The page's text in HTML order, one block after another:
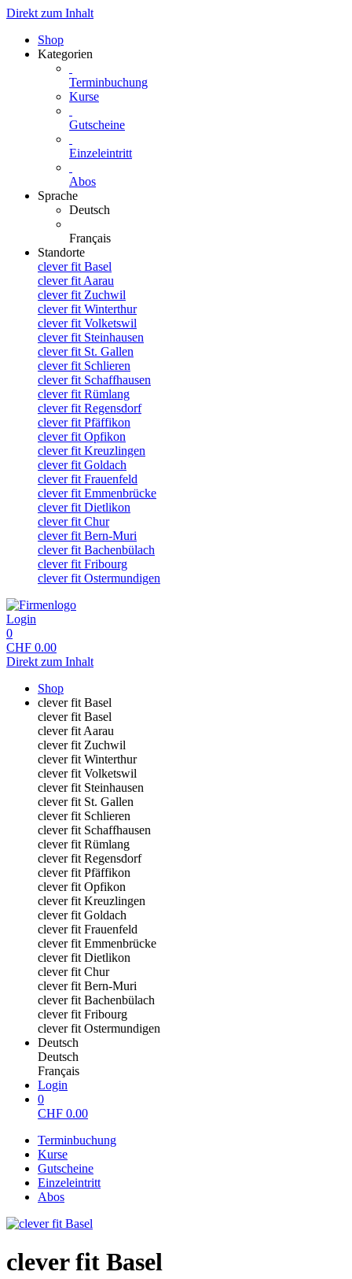
Direkt zum Inhalt
Shop
Kategorien
Terminbuchung
Kurse
Gutscheine
Einzeleintritt
Abos
Sprache
Deutsch
Français
Standorte
clever fit Basel
clever fit Aarau
clever fit Zuchwil
clever fit Winterthur
clever fit Volketswil
clever fit Steinhausen
clever fit St. Gallen
clever fit Schlieren
clever fit Schaffhausen
clever fit Rümlang
clever fit Regensdorf
clever fit Pfäffikon
clever fit Opfikon
clever fit Kreuzlingen
clever fit Goldach
clever fit Frauenfeld
clever fit Emmenbrücke
clever fit Dietlikon
clever fit Chur
clever fit Bern-Muri
clever fit Bachenbülach
clever fit Fribourg
clever fit Ostermundigen
Login
0
CHF 0.00
Direkt zum Inhalt
Shop
clever fit Basel
clever fit Basel
clever fit Aarau
clever fit Zuchwil
clever fit Winterthur
clever fit Volketswil
clever fit Steinhausen
clever fit St. Gallen
clever fit Schlieren
clever fit Schaffhausen
clever fit Rümlang
clever fit Regensdorf
clever fit Pfäffikon
clever fit Opfikon
clever fit Kreuzlingen
clever fit Goldach
clever fit Frauenfeld
clever fit Emmenbrücke
clever fit Dietlikon
clever fit Chur
clever fit Bern-Muri
clever fit Bachenbülach
clever fit Fribourg
clever fit Ostermundigen
Deutsch
Deutsch
Français
Login
0
CHF 0.00
Terminbuchung
Kurse
Gutscheine
Einzeleintritt
Abos
clever fit Basel